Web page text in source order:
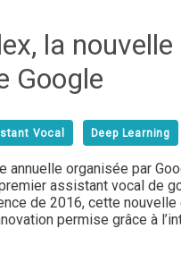
la
Google
Vocal Deep Learning
annuelle organisée par
assistant vocal de
de 2016, cette
permise grâce à